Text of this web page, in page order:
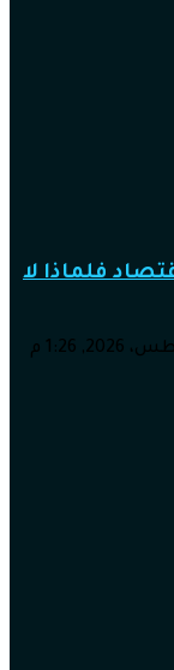
فلماذا لا